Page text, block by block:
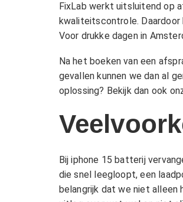
FixLab werkt uitsluitend op
kwaliteitscontrole.
Voor drukke dagen in
Na het boeken van een
gevallen kunnen we dan al
oplossing? Bekijk dan ook
Bij iphone 15 batterij
die snel leegloopt, een
belangrijk dat we niet alleen